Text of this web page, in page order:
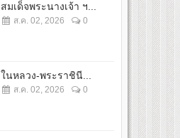
สมเด็จพระนางเจ้า ฯ...
ส.ค. 02, 2026 0
ในหลวง-พระราชินี...
ส.ค. 02, 2026 0